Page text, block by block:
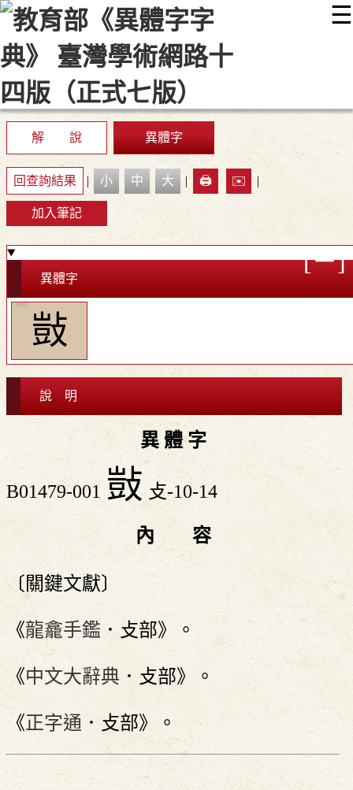
☰
::: 最新消息 常見問題 編輯說明
顯示模式
網站導覽
解 說 異體字
回查詢結果 | 小 中 大 | 🖨️ ✉️ |
加入筆記
異體字
敱
說 明
異 體 字
B01479-001 敱 攴-10-14
內 容
〔關鍵文獻〕
《龍龕手鑑 ．攴部》。
《中文大辭典 ．攴部》。
《正字通 ．攴部》。